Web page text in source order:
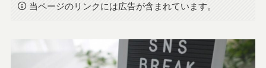
当ページのリンクには広告が含まれています。